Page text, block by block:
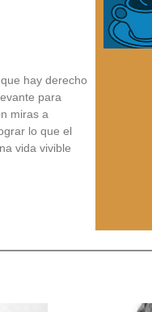
hay derecho
para
miras a
lo que el
vida vivible